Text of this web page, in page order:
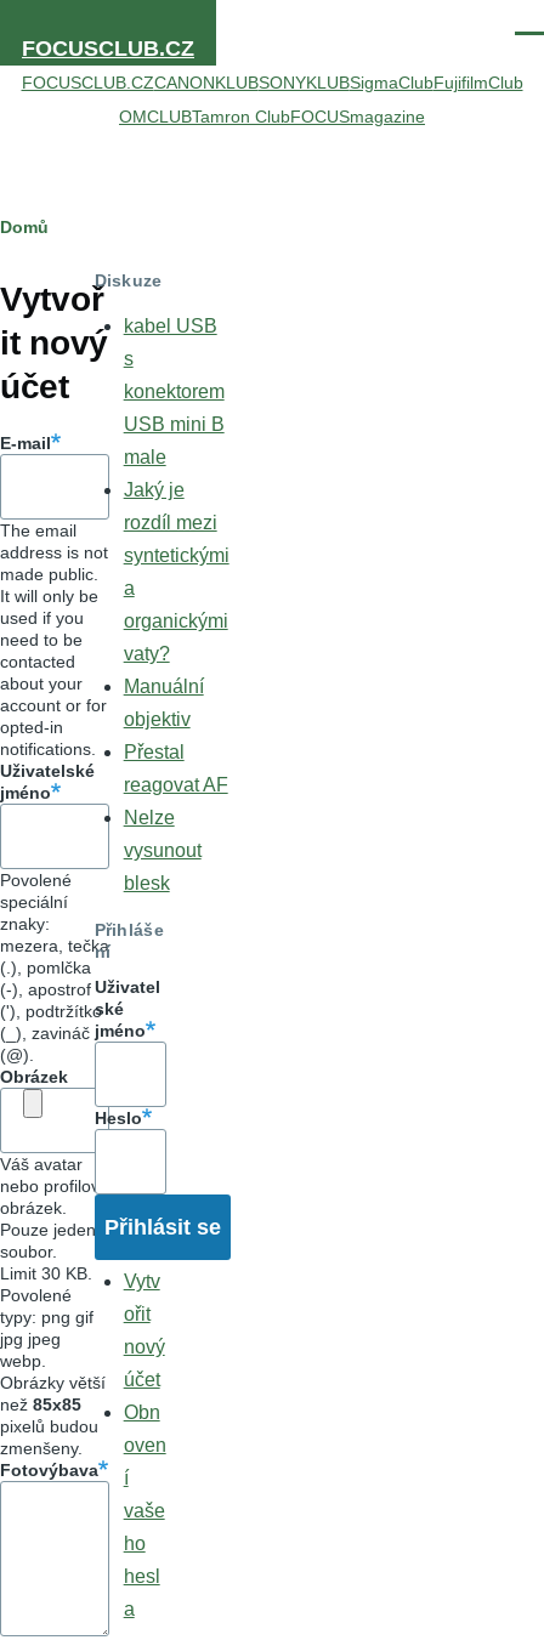
FOCUSCLUB.CZ
FOCUSCLUB.CZCANONKLUBSONYKLUBSigmaClubFujifilmClub
OMCLUBTamron ClubFOCUSmagazine
Hlavní
záložky
Drobečková
navigace
Domů
Vytvoř
it nový
účet
E-mail
The email
address is not
made public.
It will only be
used if you
need to be
contacted
about your
account or for
opted-in
notifications.
Uživatelské
jméno
Povolené
speciální
znaky:
mezera, tečka
(.), pomlčka
(-), apostrof
('), podtržítko
(_), zavináč
(@).
Obrázek
Váš avatar
nebo profilový
obrázek.
Pouze jeden
soubor.
Limit 30 KB.
Povolené
typy: png gif
jpg jpeg
webp.
Obrázky větší
než 85x85
pixelů budou
zmenšeny.
Fotovýbava
Diskuze
kabel USB
s
konektorem
USB mini B
male
Jaký je
rozdíl mezi
syntetickými
a
organickými
vaty?
Manuální
objektiv
Přestal
reagovat AF
Nelze
vysunout
blesk
Přihláše
ní
Uživatel
ské
jméno
Heslo
Vytv
ořit
nový
účet
Obn
oven
í
vaše
ho
hesl
a